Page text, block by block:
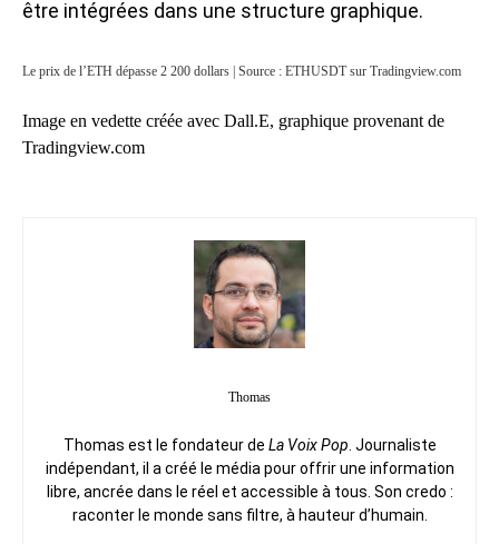
être intégrées dans une structure graphique.
Le prix de l’ETH dépasse 2 200 dollars | Source : ETHUSDT sur Tradingview.com
Image en vedette créée avec Dall.E, graphique provenant de
Tradingview.com
Thomas
Thomas est le fondateur de La Voix Pop . Journaliste
indépendant, il a créé le média pour offrir une information
libre, ancrée dans le réel et accessible à tous. Son credo :
raconter le monde sans filtre, à hauteur d’humain.